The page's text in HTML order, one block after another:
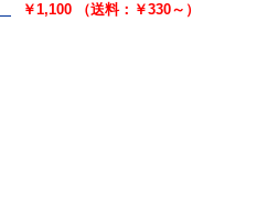
￥1,100 （送料：￥330～）